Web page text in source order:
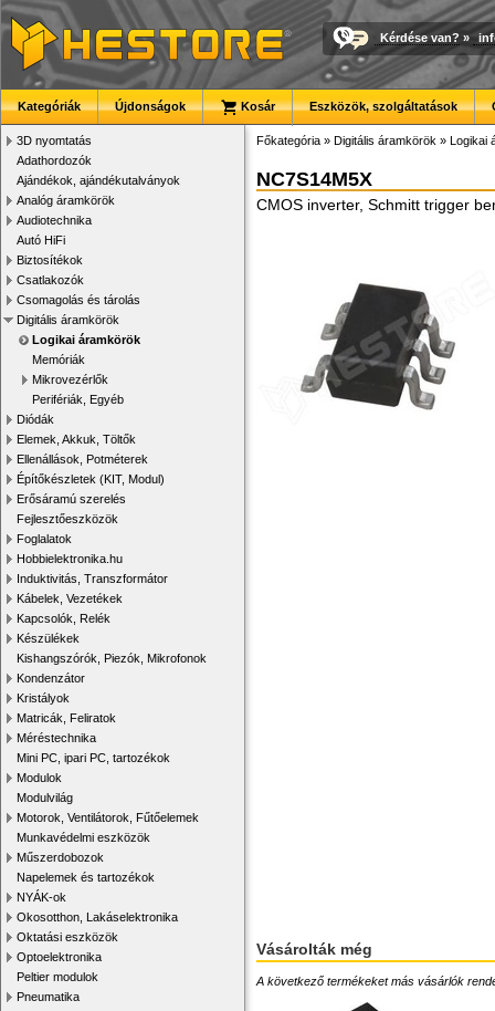
Kérdése van? »
Kategóriák Újdonságok Kosár Eszközök, szolgáltatások
3D nyomtatás
Adathordozók
Ajándékok, ajándékutalványok
Analóg áramkörök
Audiotechnika
Autó HiFi
Biztosítékok
Csatlakozók
Csomagolás és tárolás
Digitális áramkörök
Logikai áramkörök
Memóriák
Mikrovezérlők
Perifériák, Egyéb
Diódák
Elemek, Akkuk, Töltők
Ellenállások, Potméterek
Építőkészletek (KIT, Modul)
Erősáramú szerelés
Fejlesztőeszközök
Foglalatok
Hobbielektronika.hu
Induktivitás, Transzformátor
Kábelek, Vezetékek
Kapcsolók, Relék
Készülékek
Kishangszórók, Piezók, Mikrofonok
Kondenzátor
Kristályok
Matricák, Feliratok
Méréstechnika
Mini PC, ipari PC, tartozékok
Modulok
Modulvilág
Motorok, Ventilátorok, Fűtőelemek
Munkavédelmi eszközök
Műszerdobozok
Napelemek és tartozékok
NYÁK-ok
Okosotthon, Lakáselektronika
Oktatási eszközök
Optoelektronika
Peltier modulok
Pneumatika
Főkategória » Digitális áramkörök » Logikai
NC7S14M5X
CMOS inverter, Schmitt trigger
Vásárolták még
A következő termékeket más vásárlók